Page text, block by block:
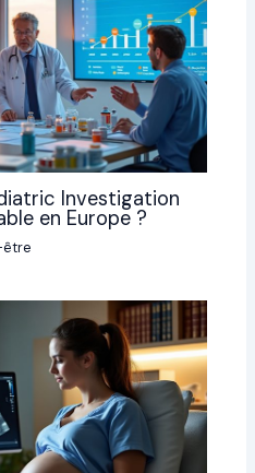
Investigation
en Europe ?
être